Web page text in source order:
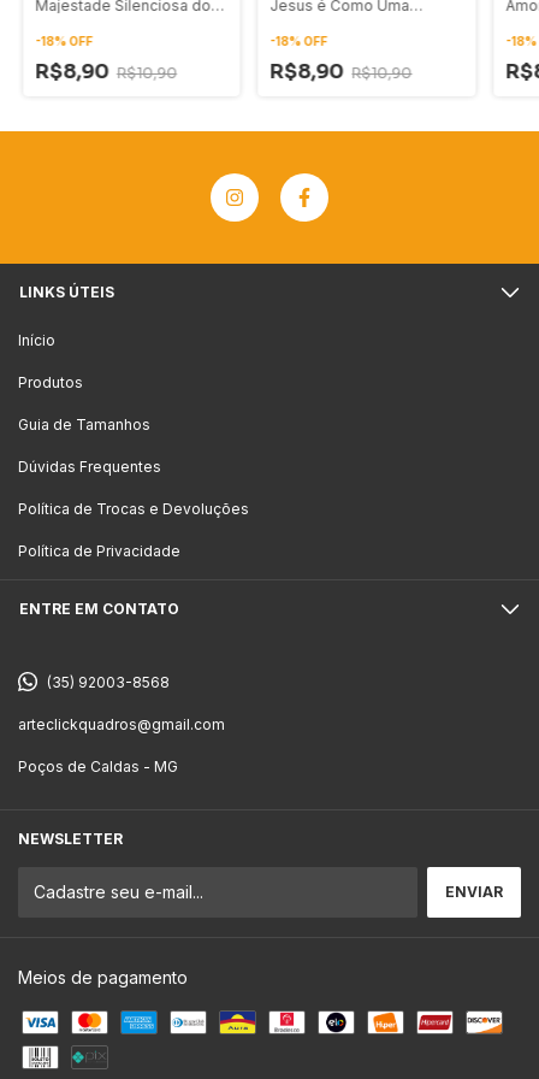
Majestade Silenciosa do
-18%OFF
R$8,90 R$10,90
Jesus é Como Uma
-18%OFF
R$8,90 R$10,90
-18%
LINKS ÚTEIS
Início
Produtos
Guia de Tamanhos
Dúvidas Frequentes
Política de Trocas e Devoluções
Política de Privacidade
ENTRE EM CONTATO
(35) 92003-8568
arteclickquadros@gmail.com
Poços de Caldas - MG
NEWSLETTER
Meios de pagamento